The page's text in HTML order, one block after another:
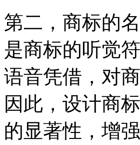
第二，商标的
是商标的听觉
语音凭借，对
因此，设计商
的显著性，增强